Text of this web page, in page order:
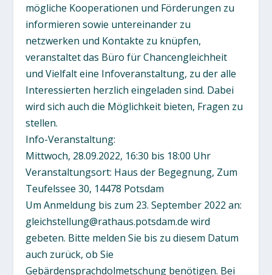
mögliche Kooperationen und Förderungen zu
informieren sowie untereinander zu
netzwerken und Kontakte zu knüpfen,
veranstaltet das Büro für Chancengleichheit
und Vielfalt eine Infoveranstaltung, zu der alle
Interessierten herzlich eingeladen sind. Dabei
wird sich auch die Möglichkeit bieten, Fragen zu
stellen.
Info-Veranstaltung:
Mittwoch, 28.09.2022, 16:30 bis 18:00 Uhr
Veranstaltungsort: Haus der Begegnung, Zum
Teufelssee 30, 14478 Potsdam
Um Anmeldung bis zum 23. September 2022 an:
gleichstellung@rathaus.potsdam.de wird
gebeten. Bitte melden Sie bis zu diesem Datum
auch zurück, ob Sie
Gebärdensprachdolmetschung benötigen. Bei